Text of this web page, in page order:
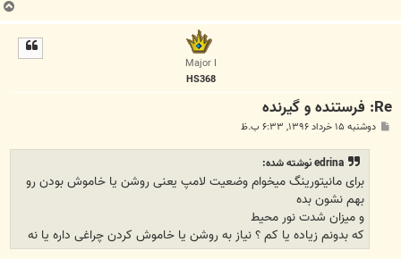
Major I
HS368
Re: فرستنده و گیرنده
دوشنبه ۱۵ خرداد ۱۳۹۶, ۶:۳۳ ب.ظ
edrina نوشته شده:
برای مانیتورینگ میخوام وضعیت لامپ یعنی روشن یا خاموش بودن رو
بهم نشون بده
و میزان شدت نور محیط
که بدونم زیاده یا کم ؟ نیاز به روشن یا خاموش کردن چراغی داره یا نه